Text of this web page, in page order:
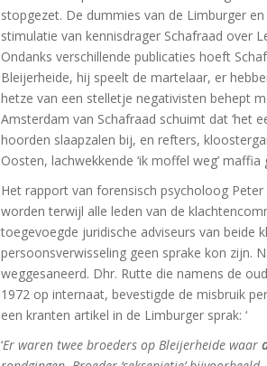
stopgezet. De dummies van de Limburger
stimulatie van kennisdrager Schafraad over
Ondanks verschillende publicaties hoeft
Bleijerheide, hij speelt de martelaar, er
hetze van een stelletje negativisten behept
Amsterdam van Schafraad schuimt dat ‘het
hoorden slaapzalen bij, en refters,
Oosten, lachwekkende ‘ik moffel weg’ maffia
Het rapport van forensisch psycholoog
worden terwijl alle leden van de
toegevoegde juridische adviseurs van beide
persoonsverwisseling geen sprake kon zijn.
weggesaneerd. Dhr. Rutte die namens de
1972 op internaat, bevestigde de misbruik
een kranten artikel in de Limburger sprak: ‘
‘Er waren twee broeders op Bleijerheide waar